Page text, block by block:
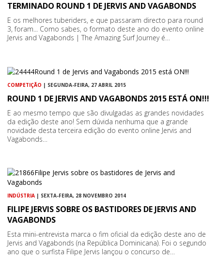
TERMINADO ROUND 1 DE JERVIS AND VAGABONDS
E os melhores tuberiders, e que passaram directo para round
3, foram... Como sabes, o formato deste ano do evento online
Jervis and Vagabonds | The Amazing Surf Journey é…
COMPETIÇÃO | SEGUNDA-FEIRA, 27 ABRIL 2015
ROUND 1 DE JERVIS AND VAGABONDS 2015 ESTÁ ON!!!
E ao mesmo tempo que são divulgadas as grandes novidades
da edição deste ano! Sem dúvida nenhuma que a grande
novidade desta terceira edição do evento online Jervis and
Vagabonds…
INDÚSTRIA | SEXTA-FEIRA, 28 NOVEMBRO 2014
FILIPE JERVIS SOBRE OS BASTIDORES DE JERVIS AND
VAGABONDS
Esta mini-entrevista marca o fim oficial da edição deste ano de
Jervis and Vagabonds (na República Dominicana). Foi o segundo
ano que o surfista Filipe Jervis lançou o concurso de…